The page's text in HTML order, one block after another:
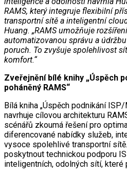
RAMS, který integruje flexibilní
transportní sítě a inteligentní
Huang. „RAMS umožňuje
automatizovanou správu a
poruch. To zvyšuje spolehlivost
komfort.“
Zveřejnění bílé knihy „Úspěch
poháněný RAMS“
Bílá kniha „Úspěch podnikání
navrhuje cílovou architekturu
scénářů zkoumá řešení pro
diferencované nabídky služeb,
vysoce spolehlivé transportní
poskytnout technickou podporu
inteligentních, odolných sítí, které